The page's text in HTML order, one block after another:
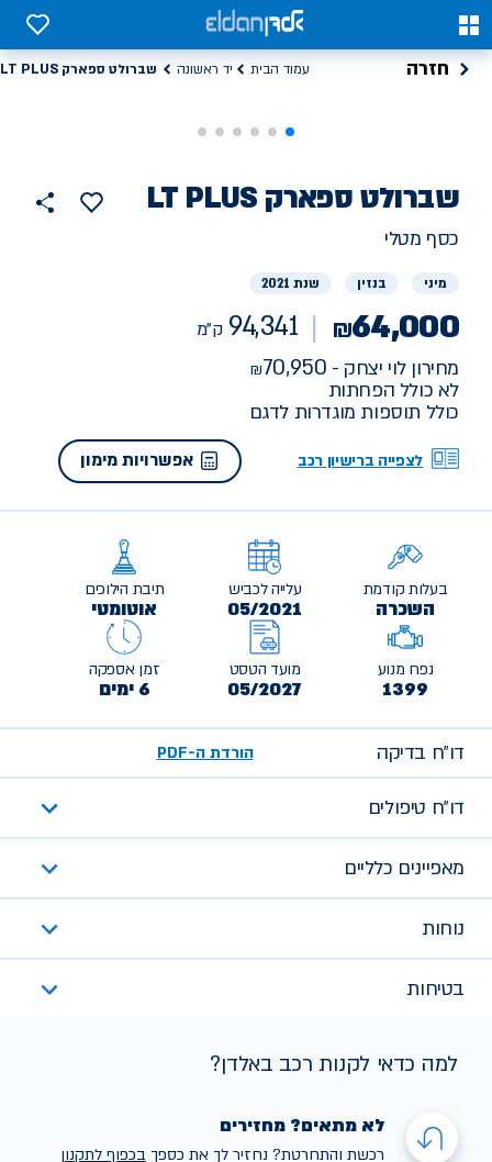
0
0
חזרה עמוד הבית יד ראשונה שברולט ספארק LT PLUS
רכב
יד
שברולטספארק LT PLUS
94341
הוסף
למועדפים
כסף מטלי
מיני בנזין שנת 2021
₪64,000
94,341 ק"מ
מחירון לוי יצחק - 70,950
לא כולל הפחתות
כולל תוספות מוגדרות לדגם
לצפייה ברישיון רכב אפשרויות מימון
בעלות קודמת
השכרה
עלייה לכביש
05/2021
תיבת הילוכים
אוטומטי
נפח מנוע
1399
מועד הטסט
05/2027
זמן אספקה
6 ימים
דו״ח בדיקה הורדת ה-PDF
דו״ח טיפולים
מאפיינים כלליים
נוחות
בטיחות
למה כדאי לקנות רכב באלדן?
לא מתאים? מחזירים
רכשת והתחרטת? נחזיר לך את כספך בכפוף לתקנון